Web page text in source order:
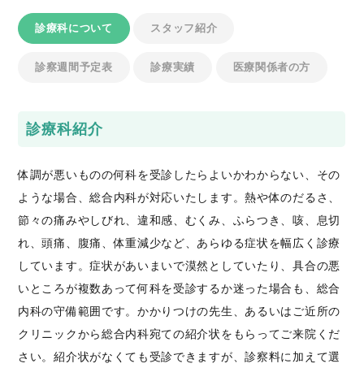
診療科について スタッフ紹介
診察週間予定表 診療実績 医療関係者の方
診療科紹介
体調が悪いものの何科を受診したらよいかわからない、その
ような場合、総合内科が対応いたします。熱や体のだるさ、
節々の痛みやしびれ、違和感、むくみ、ふらつき、咳、息切
れ、頭痛、腹痛、体重減少など、あらゆる症状を幅広く診療
しています。症状があいまいで漠然としていたり、具合の悪
いところが複数あって何科を受診するか迷った場合も、総合
内科の守備範囲です。かかりつけの先生、あるいはご近所の
クリニックから総合内科宛ての紹介状をもらってご来院くだ
さい。紹介状がなくても受診できますが、診察料に加えて選